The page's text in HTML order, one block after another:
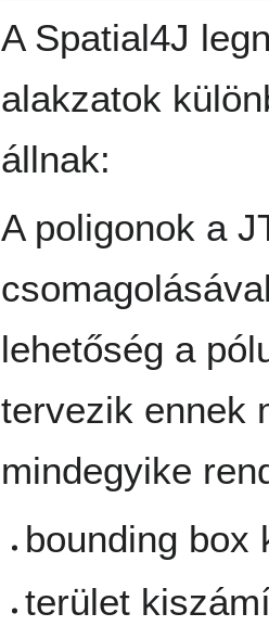
A Spatial4J
alakzatok
állnak:
A poligonok a
lehetőség a
tervezik ennek
mindegyike
bounding box
terület